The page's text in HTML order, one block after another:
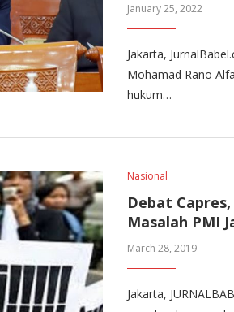
January 25, 2022
Jakarta,
Mohamad Rano
hukum…
Nasional
Debat
Masalah PMI
March 28, 2019
Jakarta,